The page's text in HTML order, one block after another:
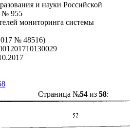
и науки Российской
№ 955
мониторинга системы
№ 48516)
Страница №54из 58: